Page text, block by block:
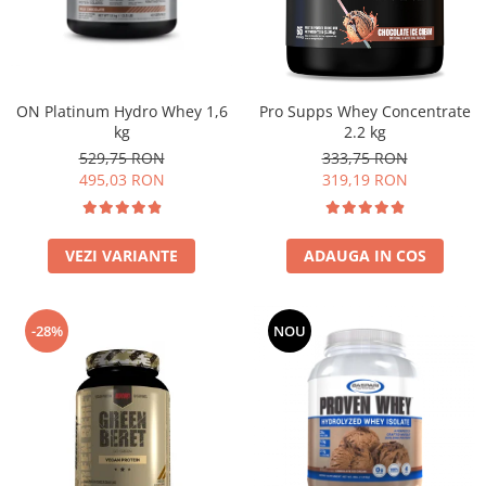
Vitamine bărbați / femei
Insulated
Kevin Levrone
Muscle Meds
Mutant
Naughty Boy
Neocell
Nordic Naturals
NOW Foods
Nutrend
Olimp Sport Nutrition
Optimum Nutrition
ON Platinum Hydro Whey 1,6
kg
529,75 RON
495,03 RON
VEZI VARIANTE
Pro Supps Whey Concentrate
2.2 kg
333,75 RON
319,19 RON
ADAUGA IN COS
-28% NOU